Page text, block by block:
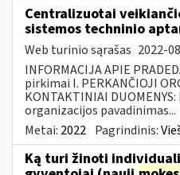
Centralizuotai
sistemos techninio
Web turinio sąrašas 2022-
INFORMACIJA APIE
pirkimai I. PERKANČIOJI
KONTAKTINIAI
organizacijos pavadinimas...
Metai: 2022 Pagrindinis:
Ką turi žinoti